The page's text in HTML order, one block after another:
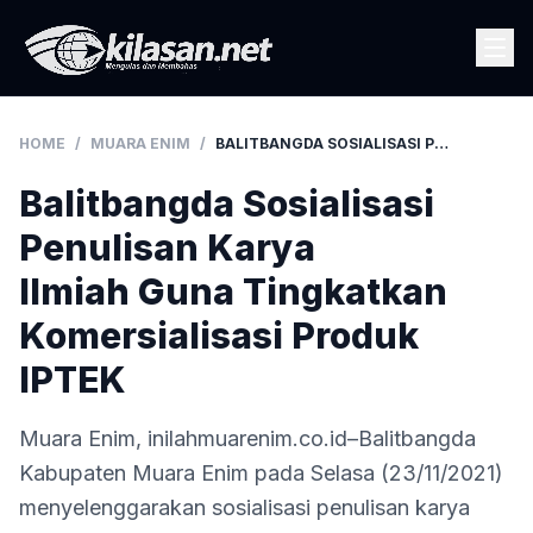
HOME / MUARA ENIM / BALITBANGDA SOSIALISASI PENULISAN KARYA ILMIAH GUNA TINGKATKAN KOMERSIALISASI PRODUK IPTEK
Balitbangda Sosialisasi
Penulisan Karya
Ilmiah Guna Tingkatkan
Komersialisasi Produk
IPTEK
Muara Enim, inilahmuarenim.co.id–Balitbangda
Kabupaten Muara Enim pada Selasa (23/11/2021)
menyelenggarakan sosialisasi penulisan karya